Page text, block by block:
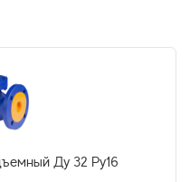
Ду 32 Ру16